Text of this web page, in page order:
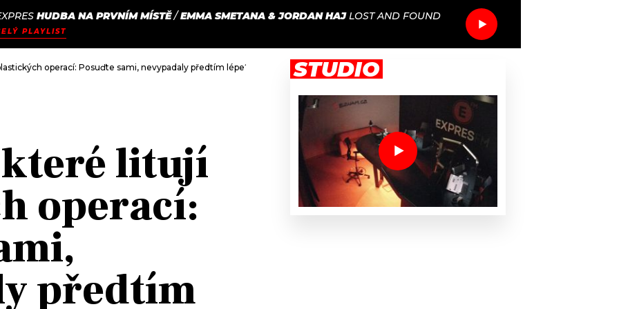
JAK
NALADIT
HUDBA NA PRVNÍM MÍSTĚ/EMMA SMETANA & JORDAN HAJ LOST AND FOUND
PLAYLIST
operací: Posuďte sami, nevypadaly předtím lépe?
litují
operací:
předtím
STUDIO